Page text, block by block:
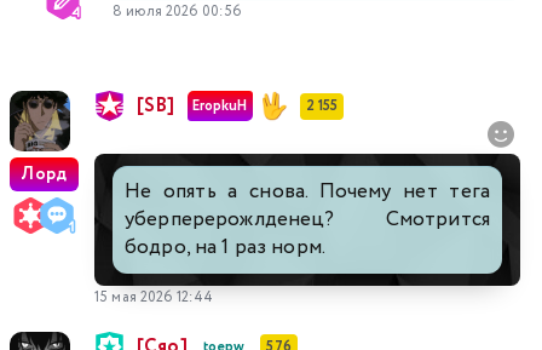
8 июля 2026 00:56
Лорд
[SB] EropkuH 2 155
Не опять а снова. Почему нет тега
уберперерожлденец? Смотрится
бодро, на 1 раз норм.
15 мая 2026 12:44